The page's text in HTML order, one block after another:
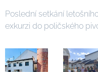
Poslední setkání
exkurzi do poličského